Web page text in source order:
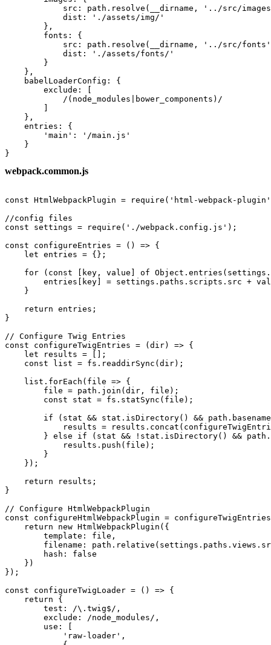
src: path.resolve(__dirname, '../src/
            dist: './assets/img/'
        },
        fonts: {
src: path.resolve(__dirname, '../src/
            dist: './assets/fonts/'
        }
    },
    babelLoaderConfig: {
        exclude: [
            /(node_modules|bower_components)/
    },
    entries: {
        'main': '/main.js'
    }
}
webpack.common.js
const HtmlWebpackPlugin = require('html-webpack-
//config files
const settings = require('./webpack.config.js');
const configureEntries = () => {
    let entries = {};
for (const [key, value] of
entries[key] = settings.paths.scripts.src +
    }
    return entries;
}
// Configure Twig Entries
const configureTwigEntries = (dir) => {
    let results = [];
    const list = fs.readdirSync(dir);
    list.forEach(file => {
        file = path.join(dir, file);
        const stat = fs.statSync(file);
if (stat && stat.isDirectory() &&
results =
} else if (stat && !stat.isDirectory() &&
            results.push(file);
        }
    });
    return results;
}
// Configure HtmlWebpackPlugin
const configureHtmlWebpackPlugin =
    return new HtmlWebpackPlugin({
        template: file,
filename:
        hash: false
    })
});
const configureTwigLoader = () => {
    return {
        test: /\.twig$/,
        exclude: /node_modules/,
        use: [
            'raw-loader',